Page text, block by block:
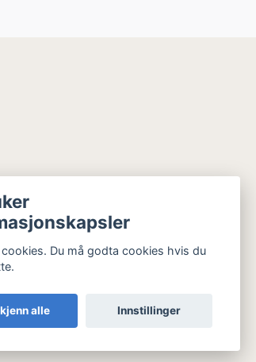
Du må godta cookies hvis du
alle Innstillinger